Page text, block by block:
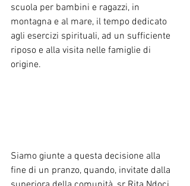
scuola per bambini e ragazzi, in
montagna e al mare, il tempo dedicato
agli esercizi spirituali, ad un sufficiente
riposo e alla visita nelle famiglie di
origine.
Siamo giunte a questa decisione alla
fine di un pranzo, quando, invitate dalla